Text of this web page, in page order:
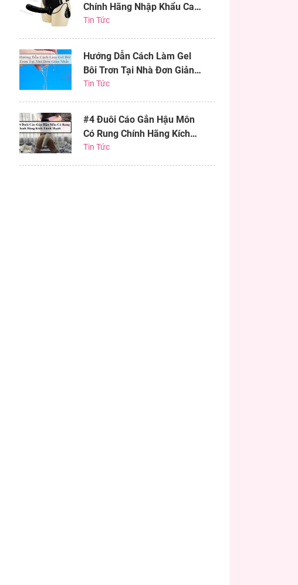
Chính Hãng Nhập Khẩu Cao
Cấp
Tin Tức
Hướng Dẫn Cách Làm Gel
Bôi Trơn Tại Nhà Đơn Giản
Nhất
Tin Tức
#4 Đuôi Cáo Gắn Hậu Môn
Có Rung Chính Hãng Kích
Thích Mạnh
Tin Tức